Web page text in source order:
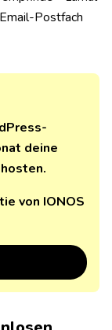
Postfach
deine
von IONOS